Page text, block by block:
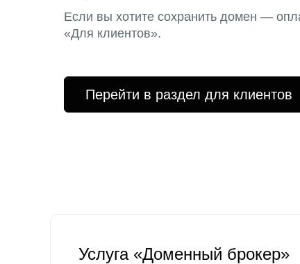
Если вы хотите сохранить домен —
«Для клиентов».
Перейти в раздел для клиентов
Услуга «Доменный брокер»